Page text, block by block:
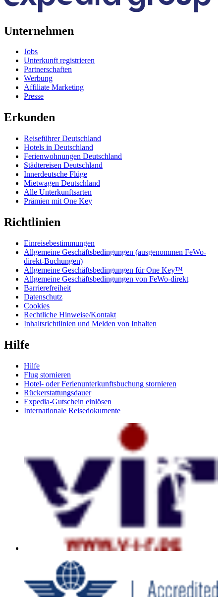
Unternehmen
Jobs
Unterkunft registrieren
Partnerschaften
Werbung
Affiliate Marketing
Presse
Erkunden
Reiseführer Deutschland
Hotels in Deutschland
Ferienwohnungen Deutschland
Städtereisen Deutschland
Innerdeutsche Flüge
Mietwagen Deutschland
Alle Unterkunftsarten
Prämien mit One Key
Richtlinien
Einreisebestimmungen
Allgemeine Geschäftsbedingungen (ausgenommen FeWo-
direkt-Buchungen)
Allgemeine Geschäftsbedingungen für One Key™
Allgemeine Geschäftsbedingungen von FeWo-direkt
Barrierefreiheit
Datenschutz
Cookies
Rechtliche Hinweise/Kontakt
Inhaltsrichtlinien und Melden von Inhalten
Hilfe
Hilfe
Flug stornieren
Hotel- oder Ferienunterkunftsbuchung stornieren
Rückerstattungsdauer
Expedia-Gutschein einlösen
Internationale Reisedokumente